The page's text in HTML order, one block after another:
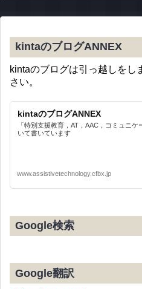
kintaのブログANNEX
kintaのブログは引っ越しをし
さい。
kintaのブログANNEX
「特別支援教育，AT，AAC，コミュニケ
いて書いています
www.assistivetechnology.cfbx.jp
Google検索
Google翻訳